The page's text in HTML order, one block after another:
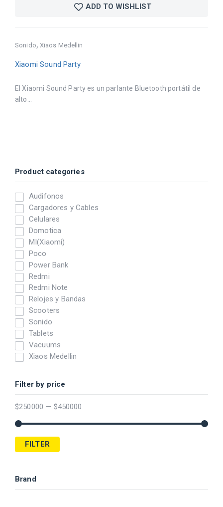
Product categories
Audifonos
Cargadores y Cables
Celulares
Domotica
MI(Xiaomi)
Poco
Power Bank
Redmi
Redmi Note
Relojes y Bandas
Scooters
Sonido
Tablets
Vacuums
Xiaos Medellin
Filter by price
$250000 — $450000
FILTER
Brand
Sonido, Xiaos Medellin
Xiaomi Sound Party
El Xiaomi Sound Party es un parlante Bluetooth portátil de
alto...
ADD TO WISHLIST